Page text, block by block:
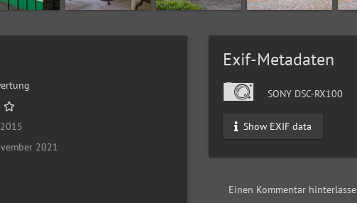
2021
Exif-Metadaten
SONY DSC-RX100
Show EXIF data
Einen Kommentar